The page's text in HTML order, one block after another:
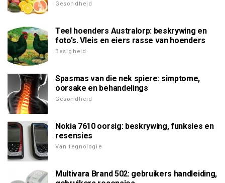
Gesondheid
Teel hoenders Australorp: beskrywing en
foto's. Vleis en eiers rasse van hoenders
Besigheid
Spasmas van die nek spiere: simptome,
oorsake en behandelings
Gesondheid
Nokia 7610 oorsig: beskrywing, funksies en
resensies
Van tegnologie
Multivara Brand 502: gebruikers handleiding,